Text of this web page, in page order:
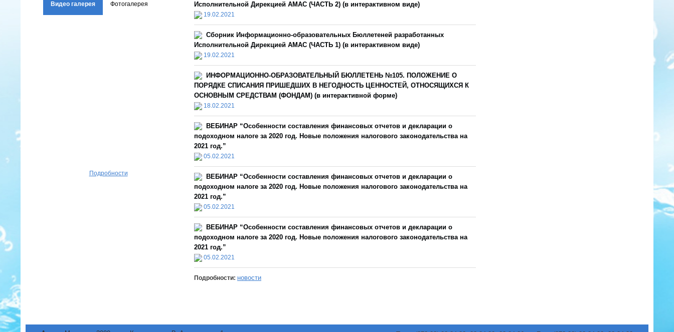
Видео галерея Фотогалерея
Подробности
Исполнительной Дирекцией АМАС (ЧАСТЬ 2) (в интерактивном виде)
19.02.2021
Сборник Информационно-образовательных Бюллетеней разработанных
Исполнительной Дирекцией АМАС (ЧАСТЬ 1) (в интерактивном виде)
19.02.2021
ИНФОРМАЦИОННО-ОБРАЗОВАТЕЛЬНЫЙ БЮЛЛЕТЕНЬ №105. ПОЛОЖЕНИЕ О
ПОРЯДКЕ СПИСАНИЯ ПРИШЕДШИХ В НЕГОДНОСТЬ ЦЕННОСТЕЙ, ОТНОСЯЩИХСЯ К
ОСНОВНЫМ СРЕДСТВАМ (ФОНДАМ) (в интерактивной форме)
18.02.2021
ВЕБИНАР “Особенности составления финансовых отчетов и декларации о
подоходном налоге за 2020 год. Новые положения налогового законодательства на
2021 год.”
05.02.2021
ВЕБИНАР “Особенности составления финансовых отчетов и декларации о
подоходном налоге за 2020 год. Новые положения налогового законодательства на
2021 год.”
05.02.2021
ВЕБИНАР “Особенности составления финансовых отчетов и декларации о
подоходном налоге за 2020 год. Новые положения налогового законодательства на
2021 год.”
05.02.2021
Подробности: новости